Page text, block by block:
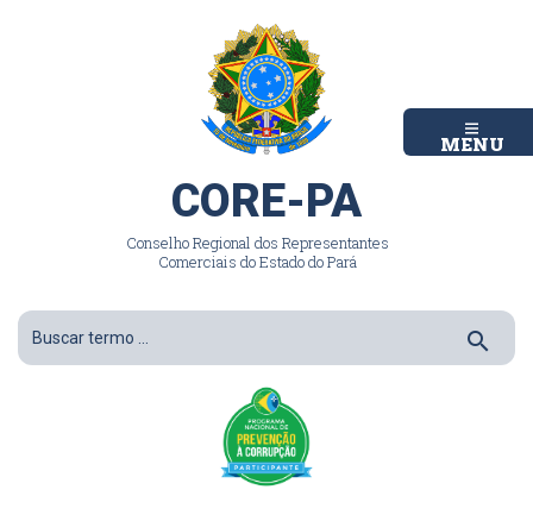
MENU
CORE-PA
Conselho Regional dos Representantes
Comerciais do Estado do Pará
search